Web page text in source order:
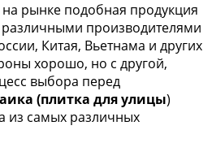
рынке подобная продукция
производителями
Китая, Вьетнама и других
хорошо, но с другой,
выбора перед
(плитка для улицы)
из самых различных